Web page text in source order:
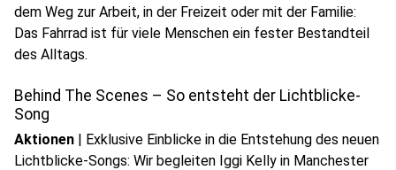
dem Weg zur Arbeit, in der Freizeit oder mit der Familie:
Das Fahrrad ist für viele Menschen ein fester Bestandteil
des Alltags.
Behind The Scenes – So entsteht der Lichtblicke-
Song
Aktionen | Exklusive Einblicke in die Entstehung des neuen
Lichtblicke-Songs: Wir begleiten Iggi Kelly in Manchester